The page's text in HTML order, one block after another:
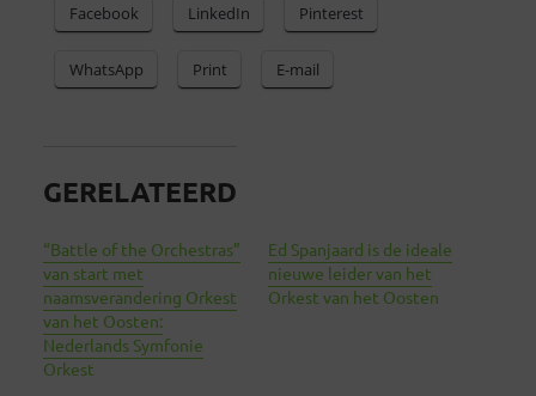
Facebook LinkedIn Pinterest
WhatsApp Print E-mail
GERELATEERD
“Battle of the Orchestras”
van start met
naamsverandering Orkest
van het Oosten:
Nederlands Symfonie
Orkest
Ed Spanjaard is de ideale
nieuwe leider van het
Orkest van het Oosten